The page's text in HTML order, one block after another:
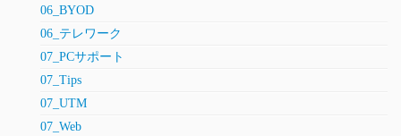
06_BYOD
06_テレワーク
07_PCサポート
07_Tips
07_UTM
07_Web